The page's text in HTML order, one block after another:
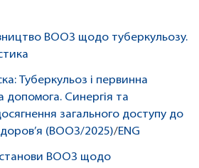
ВООЗ щодо туберкульозу.
Туберкульоз і первинна
допомога. Синергія та
загального доступу до
(ВООЗ/2025)/ENG
ВООЗ щодо